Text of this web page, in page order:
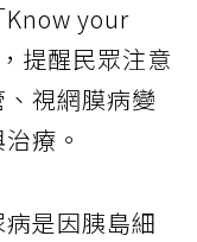
Know your
提醒民眾注意
視網膜病變
療。
是因胰島細